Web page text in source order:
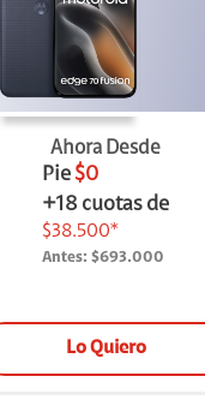
Ahora Desde
Pie $0
+18 cuotas de
$38.500*
Antes: $693.000
Lo Quiero